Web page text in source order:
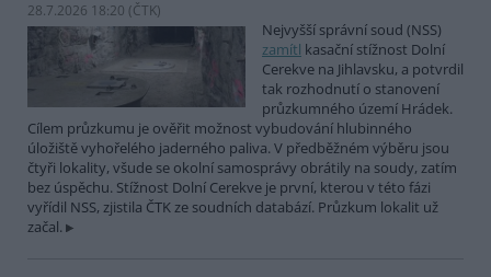
28.7.2026 18:20 (ČTK)
Nejvyšší správní soud (NSS)
zamítl kasační stížnost Dolní
Cerekve na Jihlavsku, a potvrdil
tak rozhodnutí o stanovení
průzkumného území Hrádek.
Cílem průzkumu je ověřit možnost vybudování hlubinného
úložiště vyhořelého jaderného paliva. V předběžném výběru jsou
čtyři lokality, všude se okolní samosprávy obrátily na soudy, zatím
bez úspěchu. Stížnost Dolní Cerekve je první, kterou v této fázi
vyřídil NSS, zjistila ČTK ze soudních databází. Průzkum lokalit už
začal.